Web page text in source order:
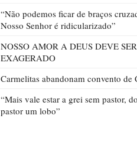
“Não podemos ficar de braços
Nosso Senhor é ridicularizado”
NOSSO AMOR A DEUS DEVE SER
EXAGERADO
Carmelitas abandonam convento de
“Mais vale estar a grei sem pastor,
pastor um lobo”